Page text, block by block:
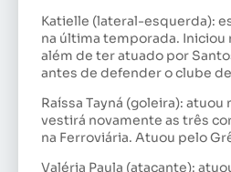
Katielle (lateral-esquerda):
na última temporada. Iniciou
além de ter atuado por
antes de defender o clube
Raíssa Tayná (goleira):
vestirá novamente as três
na Ferroviária. Atuou pelo
Valéria Paula (atacante):